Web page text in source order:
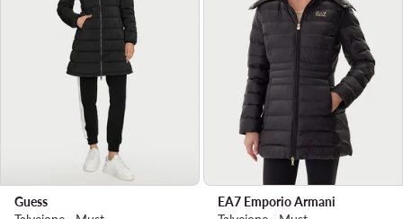
Guess
EA7 Emporio Armani